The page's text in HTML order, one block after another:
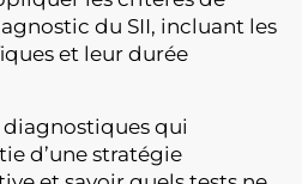
du SII, incluant les
et leur durée
diagnostiques qui
d’une stratégie